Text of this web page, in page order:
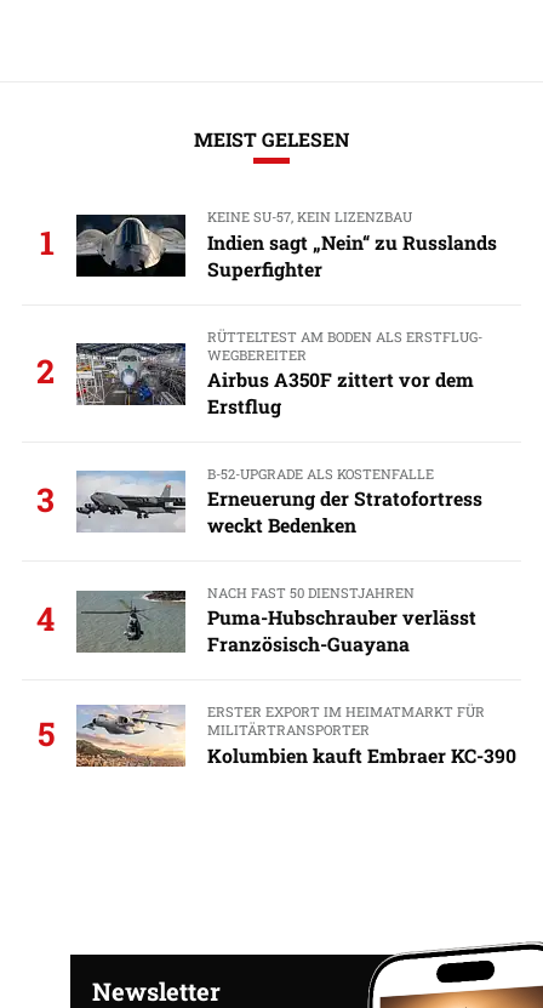
MEIST GELESEN
1
KEINE SU-57, KEIN LIZENZBAU
Indien sagt „Nein“ zu Russlands
Superfighter
2
RÜTTELTEST AM BODEN ALS ERSTFLUG-
WEGBEREITER
Airbus A350F zittert vor dem
Erstflug
3
B-52-UPGRADE ALS KOSTENFALLE
Erneuerung der Stratofortress
weckt Bedenken
4
NACH FAST 50 DIENSTJAHREN
Puma-Hubschrauber verlässt
Französisch-Guayana
5
ERSTER EXPORT IM HEIMATMARKT FÜR
MILITÄRTRANSPORTER
Kolumbien kauft Embraer KC-390
Newsletter